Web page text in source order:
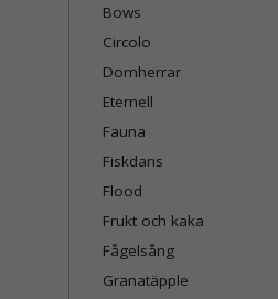
Bows
Circolo
Domherrar
Eternell
Fauna
Fiskdans
Flood
Frukt och kaka
Fågelsång
Granatäpple